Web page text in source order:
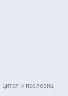
и пословиц